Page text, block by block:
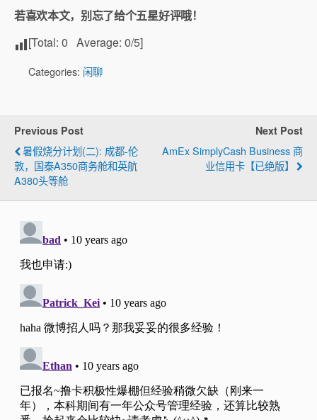
若喜欢本文，别忘了给个五星好评哦！
[Total: 0 Average: 0/5]
Categories: 闲聊
Previous Post
暑假烧分计划(二): 成都-伦
敦，国泰A350商务舱和英航
A380头等舱
Next Post
AmEx SimplyCash Business 商
业信用卡【已绝版】